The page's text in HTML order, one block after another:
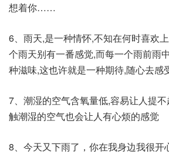
想着你……
6、雨天,是一种情怀,不知在何时喜欢
个雨天别有一番感觉,而每一个雨前雨
种滋味,这也许就是一种期待,随心去感
7、潮湿的空气含氧量低,容易让人提
触潮湿的空气也会让人有心烦的感觉
8、今天又下雨了，你在我身边我很开